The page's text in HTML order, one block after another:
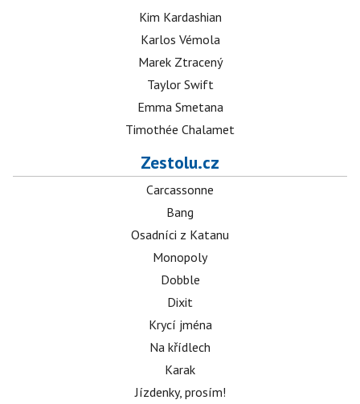
Kim Kardashian
Karlos Vémola
Marek Ztracený
Taylor Swift
Emma Smetana
Timothée Chalamet
Zestolu.cz
Carcassonne
Bang
Osadníci z Katanu
Monopoly
Dobble
Dixit
Krycí jména
Na křídlech
Karak
Jízdenky, prosím!